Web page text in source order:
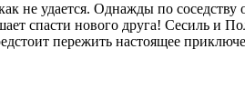
не удается. Однажды по соседству
спасти нового друга! Сесиль и
пережить настоящее